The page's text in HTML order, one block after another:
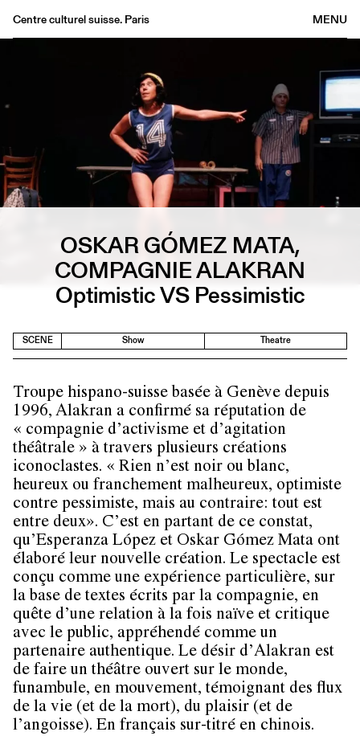
MENU
Centre culturel suisse. Paris
Medias
Publications
About
OSKAR GÓMEZ MATA,
COMPAGNIE ALAKRAN
Optimistic VS Pessimistic
SCENE Show Theatre
Troupe hispano-suisse basée à Genève depuis
1996, Alakran a confirmé sa réputation de
« compagnie d’activisme et d’agitation
théâtrale » à travers plusieurs créations
iconoclastes. « Rien n’est noir ou blanc,
heureux ou franchement malheureux, optimiste
contre pessimiste, mais au contraire: tout est
entre deux». C’est en partant de ce constat,
qu’Esperanza López et Oskar Gómez Mata ont
élaboré leur nouvelle création. Le spectacle est
conçu comme une expérience particulière, sur
la base de textes écrits par la compagnie, en
quête d’une relation à la fois naïve et critique
avec le public, appréhendé comme un
partenaire authentique. Le désir d’Alakran est
de faire un théâtre ouvert sur le monde,
funambule, en mouvement, témoignant des flux
de la vie (et de la mort), du plaisir (et de
l’angoisse). En français sur-titré en chinois.